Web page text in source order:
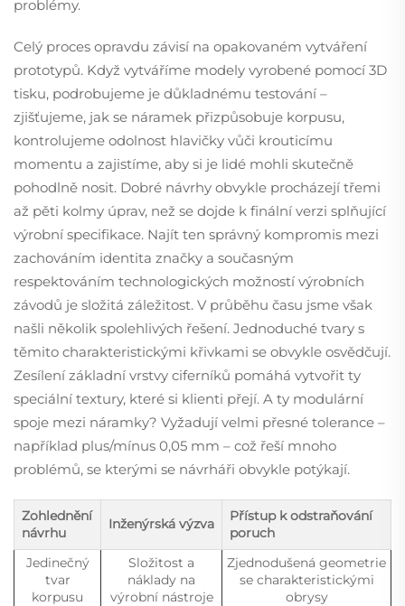
problémy.
Celý proces opravdu závisí na opakovaném vytváření
prototypů. Když vytváříme modely vyrobené pomocí 3D
tisku, podrobujeme je důkladnému testování –
zjišťujeme, jak se náramek přizpůsobuje korpusu,
kontrolujeme odolnost hlavičky vůči krouticímu
momentu a zajistíme, aby si je lidé mohli skutečně
pohodlně nosit. Dobré návrhy obvykle procházejí třemi
až pěti kolmy úprav, než se dojde k finální verzi splňující
výrobní specifikace. Najít ten správný kompromis mezi
zachováním identita značky a současným
respektováním technologických možností výrobních
závodů je složitá záležitost. V průběhu času jsme však
našli několik spolehlivých řešení. Jednoduché tvary s
těmito charakteristickými křivkami se obvykle osvědčují.
Zesílení základní vrstvy ciferníků pomáhá vytvořit ty
speciální textury, které si klienti přejí. A ty modulární
spoje mezi náramky? Vyžadují velmi přesné tolerance –
například plus/mínus 0,05 mm – což řeší mnoho
problémů, se kterými se návrháři obvykle potýkají.
Zohlednění
návrhu
Inženýrská výzva
Přístup k odstraňování
poruch
Jedinečný
tvar
korpusu
Složitost a
náklady na
výrobní nástroje
Zjednodušená geometrie
se charakteristickými
obrysy